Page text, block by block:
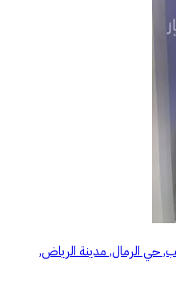
حي الرمال, مدينة الرياض,